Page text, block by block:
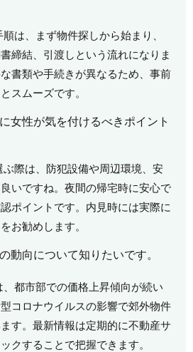
は、まず物件探しから始まり、
締結、引渡しという流れになりま
書類や手続きが異なるため、事前
スムーズです。
女性が気を付けるべきポイント
際は、防犯設備や周辺環境、安
いですね。夜間の帰宅時に安心で
ポイントです。内見時には実際に
お勧めします。
動向について知りたいです。
都市部での価格上昇傾向が続い
コロナウイルスの影響で郊外物件
す。最新情報は定期的に不動産サ
クすることで把握できます。